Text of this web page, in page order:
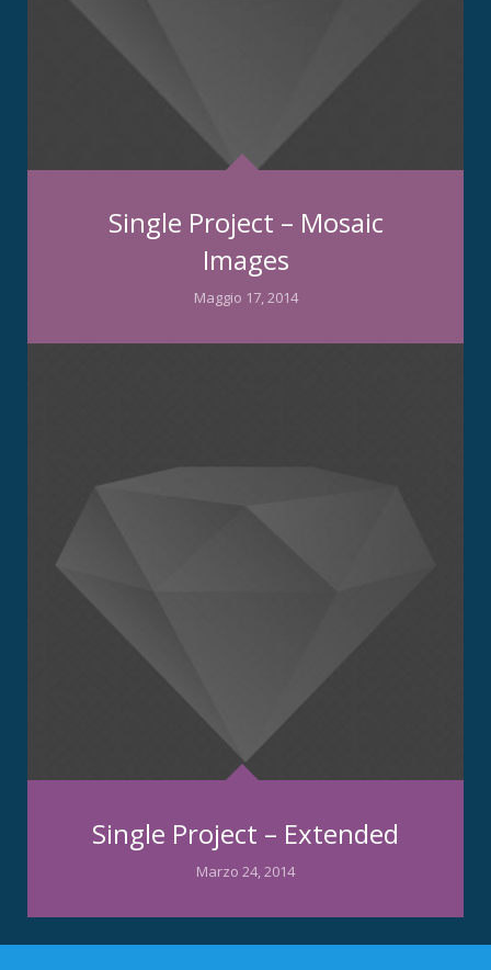
Single Project – Mosaic
Images
Maggio 17, 2014
Single Project – Extended
Marzo 24, 2014